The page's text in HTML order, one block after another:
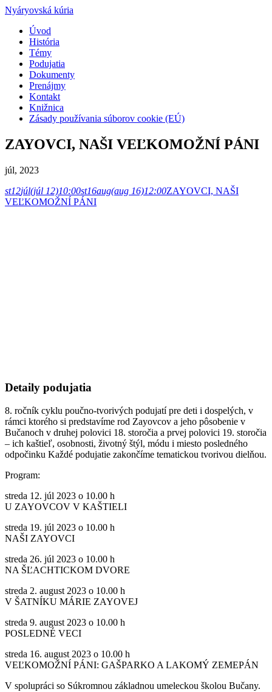
Nyáryovská kúria
Úvod
História
Témy
Podujatia
Dokumenty
Prenájmy
Kontakt
Knižnica
Zásady používania súborov cookie (EÚ)
ZAYOVCI, NAŠI VEĽKOMOŽNÍ PÁNI
júl, 2023
st12júl(júl 12)10:00st16aug(aug 16)12:00ZAYOVCI, NAŠI
VEĽKOMOŽNÍ PÁNI
Detaily podujatia
8. ročník cyklu poučno-tvorivých podujatí pre deti i dospelých, v
rámci ktorého si predstavíme rod Zayovcov a jeho pôsobenie v
Bučanoch v druhej polovici 18. storočia a prvej polovici 19. storočia
– ich kaštieľ, osobnosti, životný štýl, módu i miesto posledného
odpočinku Každé podujatie zakončíme tematickou tvorivou dielňou.
Program:
streda 12. júl 2023 o 10.00 h
U ZAYOVCOV V KAŠTIELI
streda 19. júl 2023 o 10.00 h
NAŠI ZAYOVCI
streda 26. júl 2023 o 10.00 h
NA ŠĽACHTICKOM DVORE
streda 2. august 2023 o 10.00 h
V ŠATNÍKU MÁRIE ZAYOVEJ
streda 9. august 2023 o 10.00 h
POSLEDNÉ VECI
streda 16. august 2023 o 10.00 h
VEĽKOMOŽNÍ PÁNI: GAŠPARKO A LAKOMÝ ZEMEPÁN
V spolupráci so Súkromnou základnou umeleckou školou Bučany.